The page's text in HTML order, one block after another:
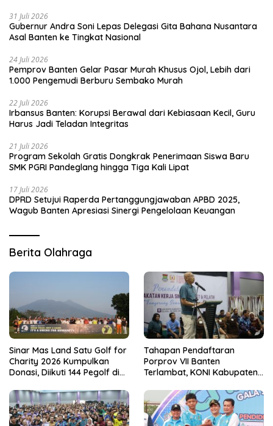
31 Juli 2026
Gubernur Andra Soni Lepas Delegasi Gita Bahana Nusantara
Asal Banten ke Tingkat Nasional
24 Juli 2026
Pemprov Banten Gelar Pasar Murah Khusus Ojol, Lebih dari
1.000 Pengemudi Berburu Sembako Murah
22 Juli 2026
Irbansus Banten: Korupsi Berawal dari Kebiasaan Kecil, Guru
Harus Jadi Teladan Integritas
21 Juli 2026
Program Sekolah Gratis Dongkrak Penerimaan Siswa Baru
SMK PGRI Pandeglang hingga Tiga Kali Lipat
17 Juli 2026
DPRD Setujui Raperda Pertanggungjawaban APBD 2025,
Wagub Banten Apresiasi Sinergi Pengelolaan Keuangan
Berita Olahraga
Sinar Mas Land Satu Golf for
Charity 2026 Kumpulkan
Donasi, Diikuti 144 Pegolf di
Tahapan Pendaftaran
Porprov VII Banten
Terlambat, KONI Kabupaten
Kesiapan Panitia